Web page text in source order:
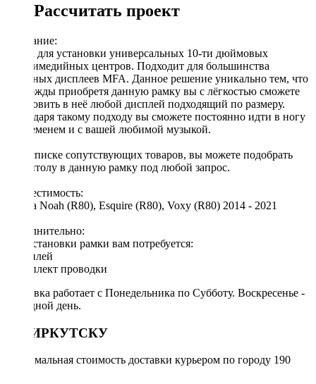
Рассчитать проект
Описание:
Рамка для установки универсальных 10-ти дюймовых
мультимедийных центров. Подходит для большинства
овальных дисплеев MFA. Данное решение уникально тем, что
единожды приобретя данную рамку вы с лёгкостью сможете
установить в неё любой дисплей подходящий по размеру.
Благодаря такому подходу вы сможете постоянно идти в ногу
со временем и с вашей любимой музыкой.
[!] В списке сопутствующих товаров, вы можете подобрать
магнитолу в данную рамку под любой запрос.
Совместимость:
Toyota Noah (R80), Esquire (R80), Voxy (R80) 2014 - 2021
Дополнительно:
Для установки рамки вам потребуется:
◦ дисплей
◦ комплект проводки
Доставка работает с Понедельника по Субботу. Воскресенье -
выходной день.
ПО ИРКУТСКУ
Минимальная стоимость доставки курьером по городу 190